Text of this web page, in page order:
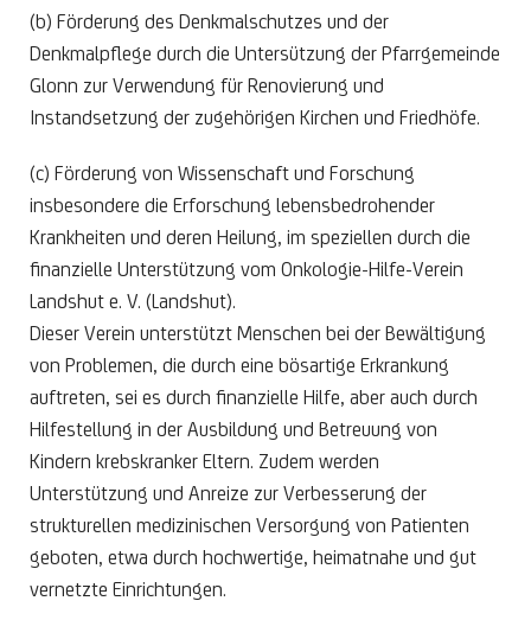
(b) Förderung des Denkmalschutzes und der
Denkmalpflege durch die Untersützung der Pfarrgemeinde
Glonn zur Verwendung für Renovierung und
Instandsetzung der zugehörigen Kirchen und Friedhöfe.
(c) Förderung von Wissenschaft und Forschung
insbesondere die Erforschung lebensbedrohender
Krankheiten und deren Heilung, im speziellen durch die
finanzielle Unterstützung vom Onkologie-Hilfe-Verein
Landshut e. V. (Landshut).
Dieser Verein unterstützt Menschen bei der Bewältigung
von Problemen, die durch eine bösartige Erkrankung
auftreten, sei es durch finanzielle Hilfe, aber auch durch
Hilfestellung in der Ausbildung und Betreuung von
Kindern krebskranker Eltern. Zudem werden
Unterstützung und Anreize zur Verbesserung der
strukturellen medizinischen Versorgung von Patienten
geboten, etwa durch hochwertige, heimatnahe und gut
vernetzte Einrichtungen.